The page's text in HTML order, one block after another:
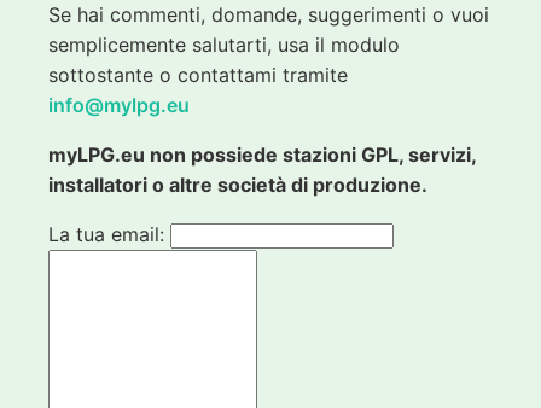
Se hai commenti, domande, suggerimenti o vuoi
semplicemente salutarti, usa il modulo
sottostante o contattami tramite
info@mylpg.eu
myLPG.eu non possiede stazioni GPL, servizi,
installatori o altre società di produzione.
La tua email: